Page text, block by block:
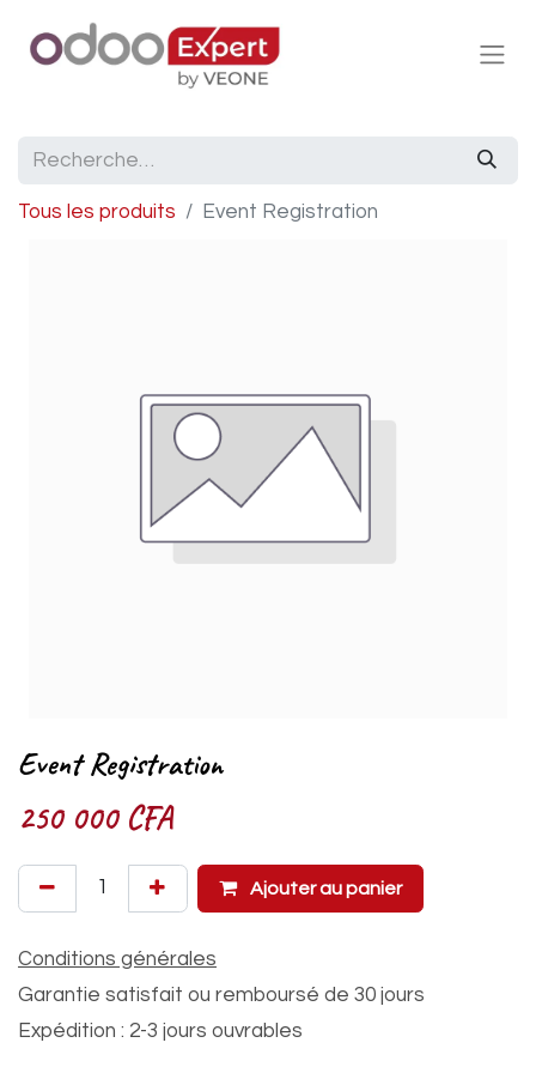
Tous les produits Event Registration
Event Registration
250 000CFA
Ajouter au panier
Conditions générales
Garantie satisfait ou remboursé de 30 jours
Expédition : 2-3 jours ouvrables